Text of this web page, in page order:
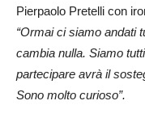
Pierpaolo Pretelli con
“Ormai ci siamo andati
cambia nulla. Siamo
partecipare avrà il
Sono molto curioso”.